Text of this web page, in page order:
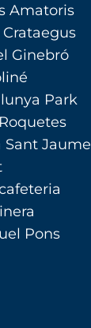
Amatoris
Ginebró
Park
Sant Jaume
Pons